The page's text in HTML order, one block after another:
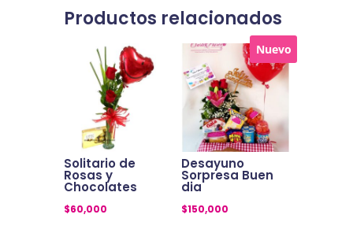
Productos relacionados
Solitario de
Rosas y
Chocolates
$60,000
Nuevo
Desayuno
Sorpresa Buen
dia
$150,000